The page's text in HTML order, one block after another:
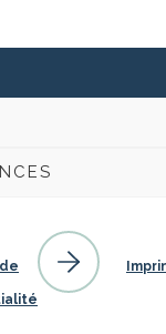
Une conception